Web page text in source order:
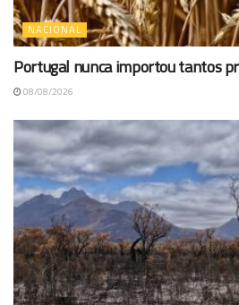
NACIONAL
Portugal nunca importou tantos
08/08/2026